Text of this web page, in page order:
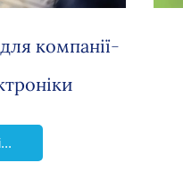
компанії-